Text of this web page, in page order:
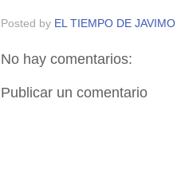
Posted by EL TIEMPO DE JAVIMO
No hay comentarios:
Publicar un comentario